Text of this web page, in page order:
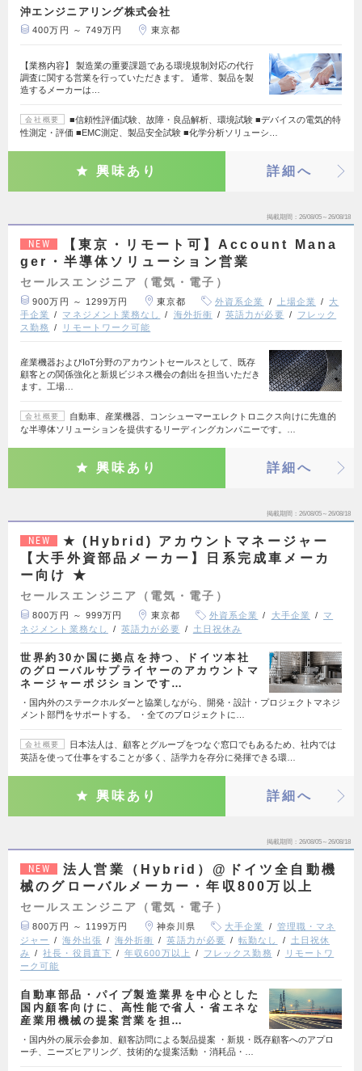
沖エンジニアリング株式会社
400万円 ～ 749万円 東京都
【業務内容】 製造業の重要課題である環境規制対応の代行
調査に関する営業を行っていただきます。 通常、製品を製
造するメーカーは…
会社概要
■信頼性評価試験、故障・良品解析、環境試験 ■デバイスの電気的特
性測定・評価 ■EMC測定、製品安全試験 ■化学分析ソリューシ…
興味あり 詳細へ
掲載期間 26/08/05～26/08/18
NEW
【東京・リモート可】Account Mana
ger・半導体ソリューション営業
セールスエンジニア（電気・電子）
900万円 ～ 1299万円 東京都 外資系企業 上場企業
大
手企業
マネジメント業務なし 海外折衝 英語力が必要
フレック
ス勤務
リモートワーク可能
産業機器およびIoT分野のアカウントセールスとして、既存
顧客との関係強化と新規ビジネス機会の創出を担当いただき
ます。工場…
会社概要
自動車、産業機器、コンシューマーエレクトロニクス向けに先進的
な半導体ソリューションを提供するリーディングカンパニーです。…
興味あり 詳細へ
掲載期間 26/08/05～26/08/18
NEW
★ (Hybrid) アカウントマネージャー
【大手外資部品メーカー】日系完成車メーカ
ー向け ★
セールスエンジニア（電気・電子）
800万円 ～ 999万円 東京都 外資系企業 大手企業
マ
ネジメント業務なし
英語力が必要 土日祝休み
世界約30か国に拠点を持つ、ドイツ本社
のグローバルサプライヤーのアカウントマ
ネージャーポジションです…
・国内外のステークホルダーと協業しながら、開発・設計・プロジェクトマネジ
メント部門をサポートする。 ・全てのプロジェクトに…
会社概要
日本法人は、顧客とグループをつなぐ窓口でもあるため、社内では
英語を使って仕事をすることが多く、語学力を存分に発揮できる環…
興味あり 詳細へ
掲載期間 26/08/05～26/08/18
NEW
法人営業（Hybrid）@ドイツ全自動機
械のグローバルメーカー・年収800万以上
セールスエンジニア（電気・電子）
800万円 ～ 1199万円 神奈川県 大手企業
管理職・マネ
ジャー
海外出張 海外折衝 英語力が必要 転勤なし
土日祝休
み
社長・役員直下 年収600万以上 フレックス勤務
リモートワ
ーク可能
自動車部品・パイプ製造業界を中心とした
国内顧客向けに、高性能で省人・省エネな
産業用機械の提案営業を担…
・国内外の展示会参加、顧客訪問による製品提案 ・新規・既存顧客へのアプロ
ーチ、ニーズヒアリング、技術的な提案活動 ・消耗品・…